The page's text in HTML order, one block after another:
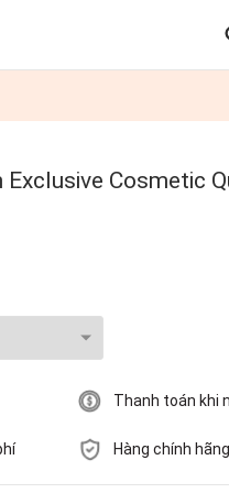
Cosmetic
Thanh toán khi
Hàng chính